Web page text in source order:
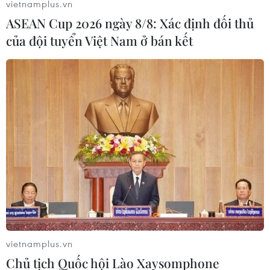
25/03/2020 23:45
Đây là những người tiếp xúc gần (F1) với bệnh nhân số
61 và 67, thường trú ở thôn Văn Lâm 3, xã Phước Nam,
huyện Thuận Nam, tình Ninh Thuận.
vietnamplus.vn
ASEAN Cup 2026 ngày 8/8: Xác định đối thủ
của đội tuyển Việt Nam ở bán kết
vietnamplus.vn
Chủ tịch Quốc hội Lào Xaysomphone